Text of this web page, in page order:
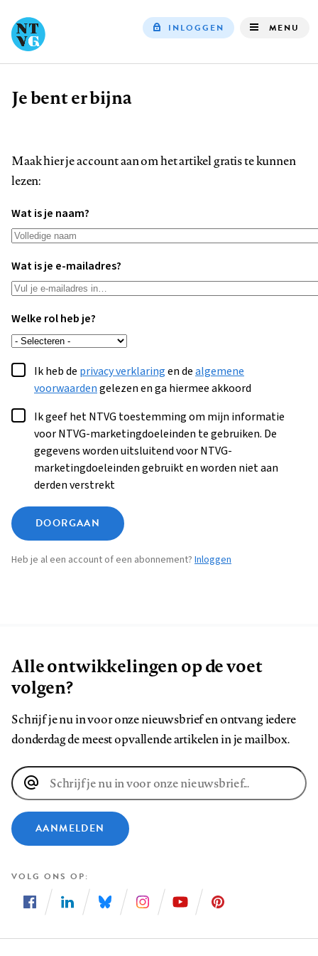
INLOGGEN MENU
Kruimelpad
Je bent er bijna
Maak hier je account aan om het artikel gratis te kunnen
lezen:
Wat is je naam?
Wat is je e-mailadres?
Welke rol heb je?
Ik heb de privacy verklaringen dealgemene
voorwaardengelezen en ga hiermee akkoord
Ik geef het NTVG toestemming om mijn informatie
voor NTVG-marketingdoeleinden te gebruiken. De
gegevens worden uitsluitend voor NTVG-
marketingdoeleinden gebruikt en worden niet aan
derden verstrekt
DOORGAAN
Heb je al een account of een abonnement? Inloggen
Alle ontwikkelingen op de voet
volgen?
Schrijf je nu in voor onze nieuwsbrief en ontvang iedere
donderdag de meest opvallende artikelen in je mailbox.
E-
mailadres
AANMELDEN
VOLG ONS OP
ons
ons
ons
ons
ons
ons